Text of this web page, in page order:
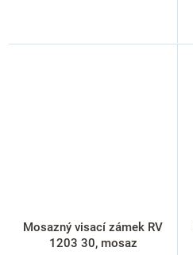
Mosazný visací zámek RV
1203 30, mosaz